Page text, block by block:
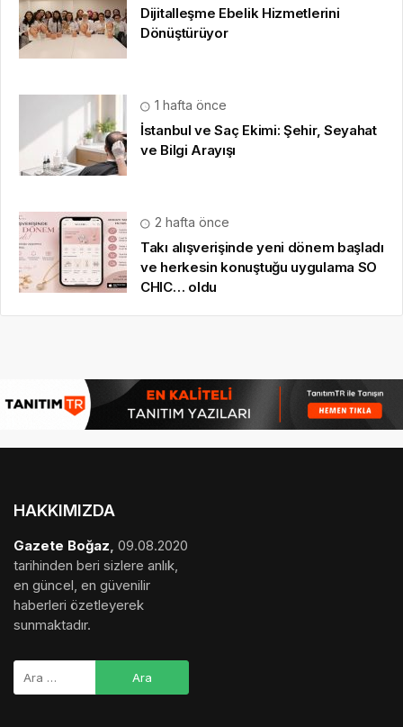
Dijitalleşme Ebelik Hizmetlerini
Dönüştürüyor
1 hafta önce
İstanbul ve Saç Ekimi: Şehir, Seyahat
ve Bilgi Arayışı
2 hafta önce
Takı alışverişinde yeni dönem başladı
ve herkesin konuştuğu uygulama SO
CHIC… oldu
HAKKIMIZDA
Gazete Boğaz, 09.08.2020
tarihinden beri sizlere anlık,
en güncel, en güvenilir
haberleri özetleyerek
sunmaktadır.